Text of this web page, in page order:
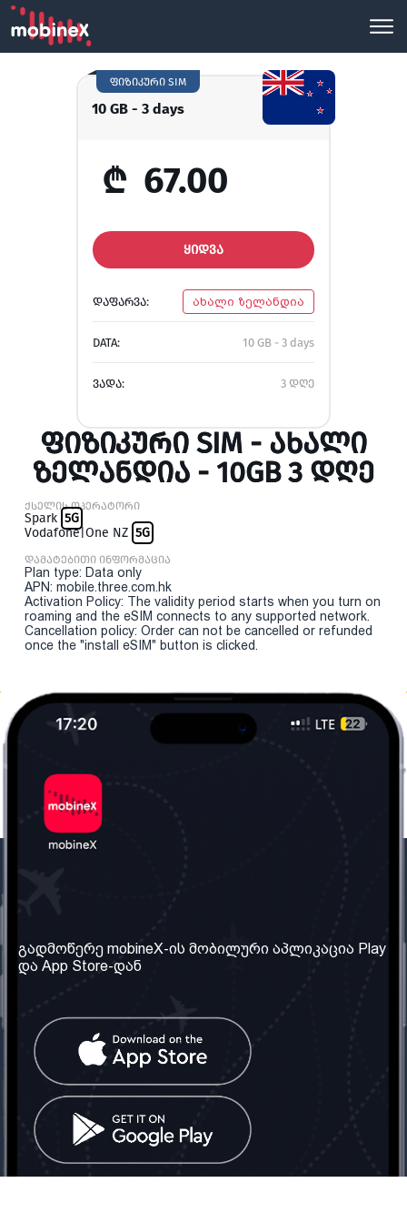
10 GB - 3 days
ფიზიკური SIM
₾ 67.00
ᲧᲘᲓᲕᲐ
ᲓᲐᲤᲐᲠᲕᲐ: ახალი ზელანდია
DATA: 10 GB - 3 days
ᲕᲐᲓᲐ: 3 დღე
ᲤᲘᲖᲘᲙᲣᲠᲘ SIM - ᲐᲮᲐᲚᲘ
ᲖᲔᲚᲐᲜᲓᲘᲐ - 10GB 3 ᲓᲦᲔ
ქსელის ოპერატორი
Spark 5G
Vodafone|One NZ 5G
დამატებითი ინფორმაცია
Plan type: Data only
APN: mobile.three.com.hk
Activation Policy: The validity period starts when you turn on
roaming and the eSIM connects to any supported network.
Cancellation policy: Order can not be cancelled or refunded
once the "install eSIM" button is clicked.
ჩვენ შესახებ
ჩვენი სერვისები
წესები და პირობები
კითხვები
კონტაქტი
საქართველო: თბილისი
ტელ: 032 2 04 00 50
ელ. ფოსტა:
info@mobinex.ge
სოციალური ქსელი
გადმოწერე mobineX-ის მობილური აპლიკაცია Play
და App Store-დან